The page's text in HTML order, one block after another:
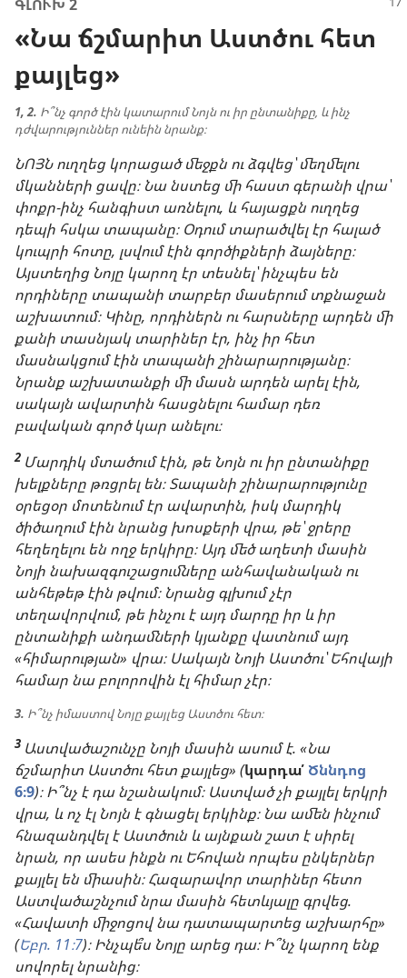
ԳԼՈՒԽ 2
«Նա ճշմարիտ Աստծու հետ
քայլեց»
1, 2. Ի՞նչ գործ էին կատարում Նոյն ու իր ընտանիքը, և ինչ
դժվարություններ ունեին նրանք։
ՆՈՅՆ ուղղեց կորացած մեջքն ու ձգվեց՝ մեղմելու
մկանների ցավը։ Նա նստեց մի հաստ գերանի վրա՝
փոքր-ինչ հանգիստ առնելու, և հայացքն ուղղեց
դեպի հսկա տապանը։ Օդում տարածվել էր հալած
կուպրի հոտը, լսվում էին գործիքների ձայները։
Այստեղից Նոյը կարող էր տեսնել՝ ինչպես են
որդիները տապանի տարբեր մասերում տքնաջան
աշխատում։ Կինը, որդիներն ու հարսները արդեն մի
քանի տասնյակ տարիներ էր, ինչ իր հետ
մասնակցում էին տապանի շինարարությանը։
Նրանք աշխատանքի մի մասն արդեն արել էին,
սակայն ավարտին հասցնելու համար դեռ
բավական գործ կար անելու։
2 Մարդիկ մտածում էին, թե Նոյն ու իր ընտանիքը
խելքները թռցրել են։ Տապանի շինարարությունը
օրեցօր մոտենում էր ավարտին, իսկ մարդիկ
ծիծաղում էին նրանց խոսքերի վրա, թե՝ ջրերը
հեղեղելու են ողջ երկիրը։ Այդ մեծ աղետի մասին
Նոյի նախազգուշացումները անհավանական ու
անհեթեթ էին թվում։ Նրանց գլխում չէր
տեղավորվում, թե ինչու է այդ մարդը իր և իր
ընտանիքի անդամների կյանքը վատնում այդ
«հիմարության» վրա։ Սակայն Նոյի Աստծու՝ Եհովայի
համար նա բոլորովին էլ հիմար չէր։
3. Ի՞նչ իմաստով Նոյը քայլեց Աստծու հետ։
3 Աստվածաշունչը Նոյի մասին ասում է. «Նա
ճշմարիտ Աստծու հետ քայլեց» (կարդա՛Ծննդոց
6։9)։ Ի՞նչ է դա նշանակում։ Աստված չի քայլել երկրի
վրա, և ոչ էլ Նոյն է գնացել երկինք։ Նա ամեն ինչում
հնազանդվել է Աստծուն և այնքան շատ է սիրել
նրան, որ ասես ինքն ու Եհովան որպես ընկերներ
քայլել են միասին։ Հազարավոր տարիներ հետո
Աստվածաշնչում նրա մասին հետևյալը գրվեց.
«Հավատի միջոցով նա դատապարտեց աշխարհը»
(Եբր. 11։7)։ Ինչպե՞ս Նոյը արեց դա։ Ի՞նչ կարող ենք
սովորել նրանից։